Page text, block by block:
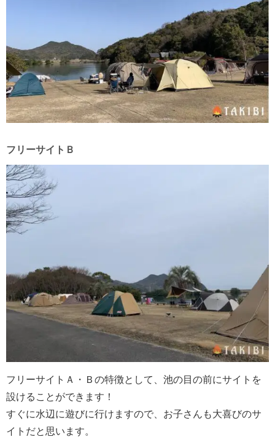
フリーサイトＢ
フリーサイトＡ・Ｂの特徴として、池の目の前にサイトを
設けることができます！
すぐに水辺に遊びに行けますので、お子さんも大喜びのサ
イトだと思います。